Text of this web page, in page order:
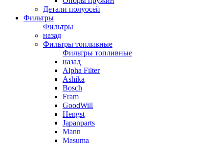
Детали полуосей
Фильтры
Фильтры
назад
Фильтры топливные
Фильтры топливные
назад
Alpha Filter
Ashika
Bosch
Fram
GoodWill
Hengst
Japanparts
Mann
Masuma